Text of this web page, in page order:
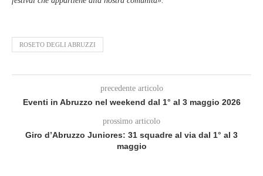
ROSETO DEGLI ABRUZZI
precedente articolo
Eventi in Abruzzo nel weekend dal 1° al 3 maggio 2026
prossimo articolo
Giro d’Abruzzo Juniores: 31 squadre al via dal 1° al 3
maggio